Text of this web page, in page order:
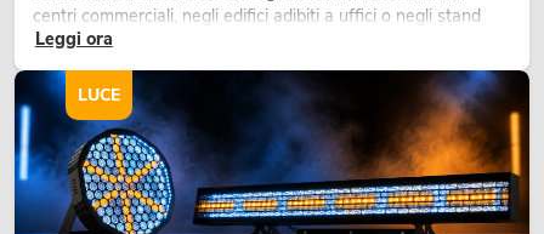
centri commerciali, negli edifici adibiti a uffici o negli stand
fieristici, una vegetazione di alta qualità è ormai parte
Leggi ora
LUCE